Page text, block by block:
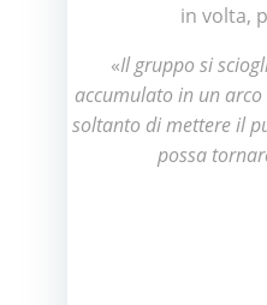
in volta,
«Il gruppo si
accumulato in un
soltanto di mettere il
possa